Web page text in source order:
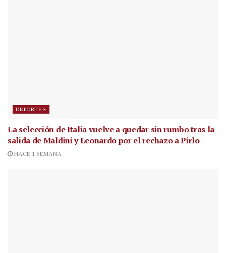
DEPORTES
La selección de Italia vuelve a quedar sin rumbo tras la
salida de Maldini y Leonardo por el rechazo a Pirlo
HACE 1 SEMANA